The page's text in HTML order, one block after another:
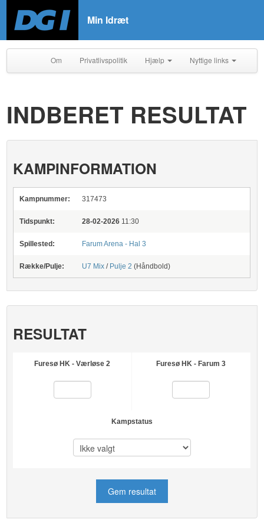
Min Idræt
Om Privatlivspolitik Hjælp Nyttige links
INDBERET RESULTAT
KAMPINFORMATION
Kampnummer: 317473
Tidspunkt: 28-02-2026 11:30
Spillested: Farum Arena - Hal 3
Række/Pulje: U7 Mix/ Pulje 2(Håndbold)
RESULTAT
Furesø HK - Værløse 2
Kampstatus
Furesø HK - Farum 3